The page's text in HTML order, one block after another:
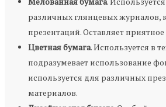
различных глянцевых журналов,
презентаций. Оставляет
Цветная бумага. Используется в
подразумевает использование
используется для различных
материалов.